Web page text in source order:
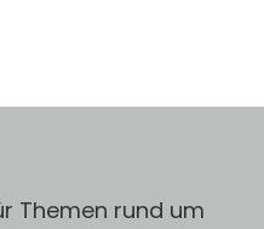
Themen rund um